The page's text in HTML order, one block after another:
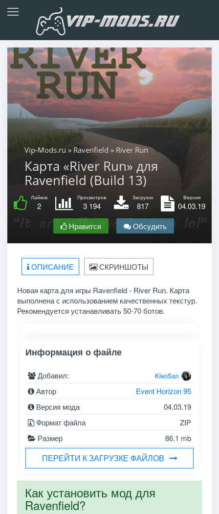
Vip-Mods.ru » Ravenfield » River Run
Карта «River Run» для
Ravenfield (Build 13)
Лайков
2
Просмотров
3 194
Загрузок
817
Версия
04.03.19
Нравится
Обсудить
ОПИСАНИЕ СКРИНШОТЫ
Новая карта для игры Ravenfield - River Run. Карта
выполнена с использованием качественных текстур.
Рекомендуется устанавливать 50-70 ботов.
Информация о файле
Добавил: KleoSan
Автор
Event Horizon 95
Версия мода
04.03.19
Формат файла
ZIP
Размер
86.1 mb
ПЕРЕЙТИ К ЗАГРУЗКЕ ФАЙЛОВ
Как установить мод для
Ravenfield?